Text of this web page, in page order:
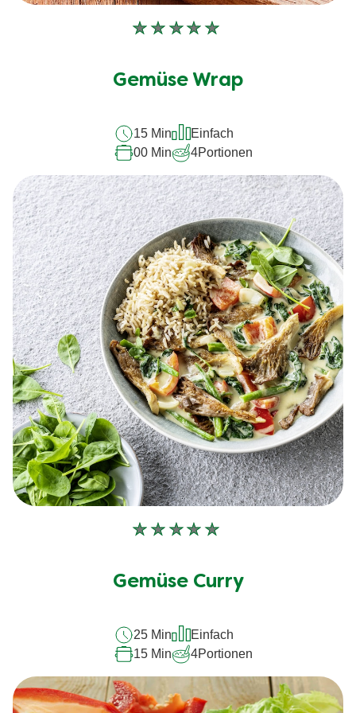
Keine
für
abgegeben
Gemüse Wrap
15 Min
Einfach
00 Min
4Portionen
Keine
für
abgegeben
Gemüse Curry
25 Min
Einfach
15 Min
4Portionen